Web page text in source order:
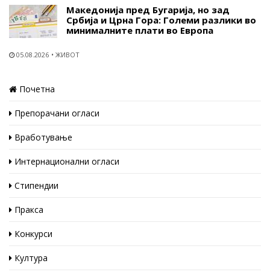
Македонија пред Бугарија, но зад
Србија и Црна Гора: Големи разлики во
минималните плати во Европа
05.08.2026 ЖИВОТ
Почетна
Препорачани огласи
Вработување
Интернационални огласи
Стипендии
Пракса
Конкурси
Култура